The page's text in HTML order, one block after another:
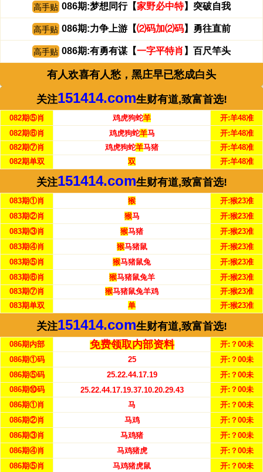
高手贴 086期:梦想同行【家野必中特】突破自我
高手贴 086期:力争上游【⑵码加⑵码】勇往直前
高手贴 086期:有勇有谋【一字平特肖 】百尺竿头
有人欢喜有人愁，黑庄早已愁成白头
关注151414.com生财有道,致富首选!
082期⑤肖 鸡虎狗蛇羊
开:羊48准
082期⑥肖
鸡虎狗蛇羊马
开:羊48准
082期⑦肖
鸡虎狗蛇羊马猪
开:羊48准
082期单双
双 开:羊48准
关注151414.com生财有道,致富首选!
083期①肖 猴
开:猴23准
083期②肖
猴马
开:猴23准
083期③肖
猴马猪
开:猴23准
083期④肖
猴马猪鼠
开:猴23准
083期⑤肖
猴马猪鼠兔
开:猴23准
083期⑥肖
猴马猪鼠兔羊
开:猴23准
083期⑦肖
猴马猪鼠兔羊鸡
开:猴23准
083期单双
单 开:猴23准
关注151414.com生财有道,致富首选!
086期内部 免费领取内部资料
开:？00未
086期①码
25
开:？00未
086期⑤码
25.22.44.17.19
开:？00未
086期⑩码
25.22.44.17.19.37.10.20.29.43
开:？00未
086期①肖
马
开:？00未
086期②肖
马鸡
开:？00未
086期③肖
马鸡猪
开:？00未
086期④肖
马鸡猪虎
开:？00未
086期⑤肖
马鸡猪虎鼠
开:？00未